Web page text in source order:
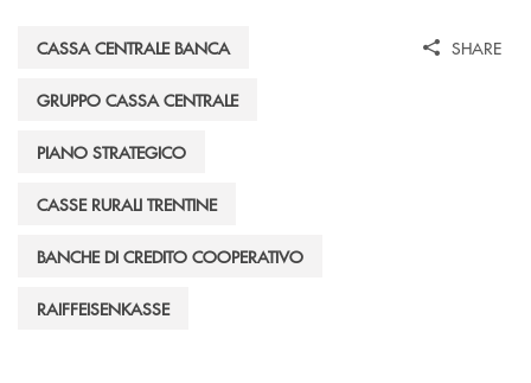
CASSA CENTRALE BANCA
GRUPPO CASSA CENTRALE
PIANO STRATEGICO
CASSE RURALI TRENTINE
BANCHE DI CREDITO COOPERATIVO
RAIFFEISENKASSE
SHARE